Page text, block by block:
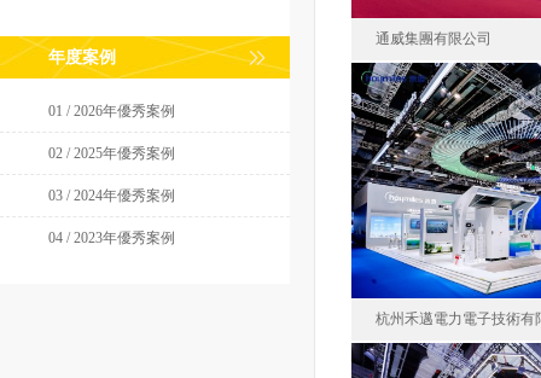
年度案例
01 / 2026年優秀案例
02 / 2025年優秀案例
03 / 2024年優秀案例
04 / 2023年優秀案例
通威集團有限公司
通威集團
中國
面積
杭州禾邁電力電子技術有